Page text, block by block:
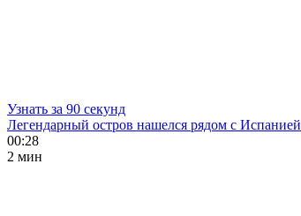
Узнать за 90 секунд
Легендарный остров нашелся рядом с Испанией
00:28
2 мин